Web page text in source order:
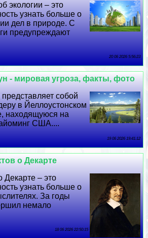
экологии – это
узнать больше о
дел в природе. С
предупреждают
20 06 2026 5:56:23
- мировая угроза, факты, фото
собой
в Йеллоустонском
находящуюся на
США....
19 06 2026 19:41:12
о Декарте
– это
узнать больше о
За годы
немало
18 06 2026 22:50:15